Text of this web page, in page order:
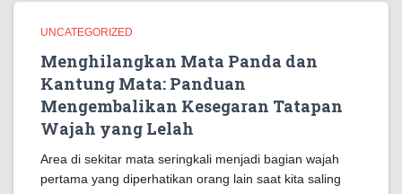
UNCATEGORIZED
Menghilangkan Mata Panda dan
Kantung Mata: Panduan
Mengembalikan Kesegaran Tatapan
Wajah yang Lelah
Area di sekitar mata seringkali menjadi bagian wajah
pertama yang diperhatikan orang lain saat kita saling